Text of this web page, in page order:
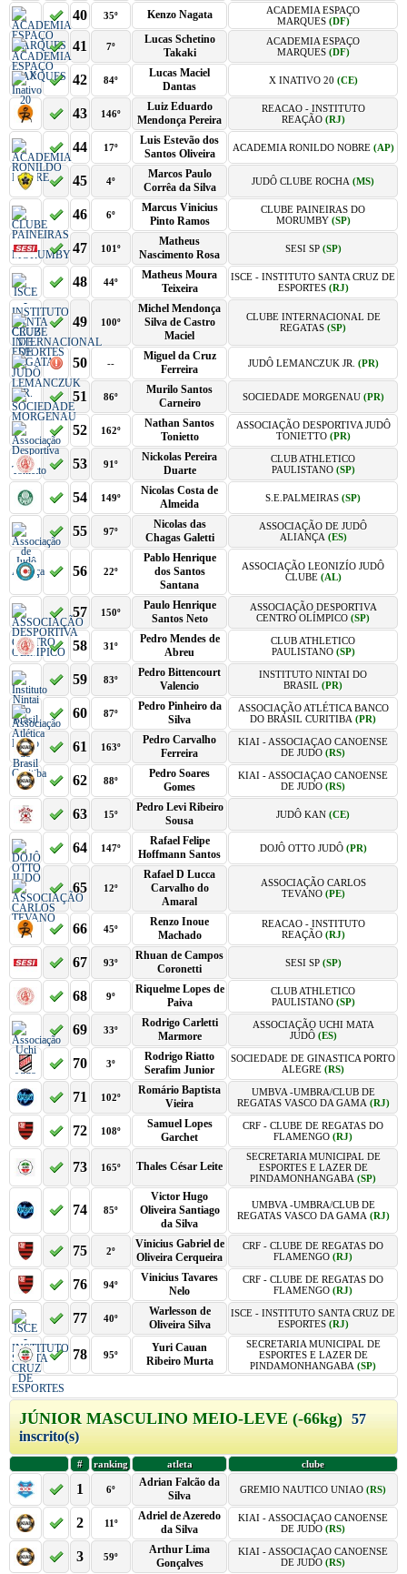
40 35º Kenzo Nagata
ACADEMIA ESPAÇO
MARQUES (DF)
41 7º
Lucas Schetino
Takaki
ACADEMIA ESPAÇO
MARQUES (DF)
42 84º
Lucas Maciel
Dantas
X INATIVO 20 (CE)
43 146º
Luiz Eduardo
Mendonça Pereira
REACAO - INSTITUTO
REAÇÃO (RJ)
44 17º
Luis Estevão dos
Santos Oliveira
ACADEMIA RONILDO NOBRE (AP)
45 4º
Marcos Paulo
Corrêa da Silva
JUDÔ CLUBE ROCHA(MS)
46 6º
Marcus Vinicius
Pinto Ramos
CLUBE PAINEIRAS DO
MORUMBY (SP)
47 101º
Matheus
Nascimento Rosa
SESI SP (SP)
48 44º
Matheus Moura
Teixeira
ISCE - INSTITUTO SANTA CRUZ DE
ESPORTES (RJ)
49 100º
Michel Mendonça
Silva de Castro
Maciel
CLUBE INTERNACIONAL DE
REGATAS(SP)
50 --
Miguel da Cruz
Ferreira
JUDÔ LEMANCZUK JR. (PR)
51 86º
Murilo Santos
Carneiro
SOCIEDADE MORGENAU (PR)
52 162º
Nathan Santos
Tonietto
ASSOCIAÇÃO DESPORTIVA JUDÔ
TONIETTO (PR)
53 91º
Nickolas Pereira
Duarte
CLUB ATHLETICO
PAULISTANO (SP)
54 149º
Nicolas Costa de
Almeida
S.E.PALMEIRAS(SP)
55 97º
Nicolas das
Chagas Galetti
ASSOCIAÇÃO DE JUDÔ
ALIANÇA (ES)
56 22º
Pablo Henrique
dos Santos
Santana
ASSOCIAÇÃO LEONIZÍO JUDÔ
CLUBE (AL)
57 150º
Paulo Henrique
Santos Neto
ASSOCIAÇÃO DESPORTIVA
CENTRO OLÍMPICO(SP)
58 31º
Pedro Mendes de
Abreu
CLUB ATHLETICO
PAULISTANO (SP)
59 83º
Pedro Bittencourt
Valencio
INSTITUTO NINTAI DO
BRASIL(PR)
60 87º
Pedro Pinheiro da
Silva
ASSOCIAÇÃO ATLÉTICA BANCO
DO BRASIL CURITIBA(PR)
61 163º
Pedro Carvalho
Ferreira
KIAI - ASSOCIAÇAO CANOENSE
DE JUDO(RS)
62 88º
Pedro Soares
Gomes
KIAI - ASSOCIAÇAO CANOENSE
DE JUDO(RS)
63 15º
Pedro Levi Ribeiro
Sousa
JUDÔ KAN(CE)
64 147º
Rafael Felipe
Hoffmann Santos
DOJÔ OTTO JUDÔ (PR)
65 12º
Rafael D Lucca
Carvalho do
Amaral
ASSOCIAÇÃO CARLOS
TEVANO (PE)
66 45º
Renzo Inoue
Machado
REACAO - INSTITUTO
REAÇÃO (RJ)
67 93º
Rhuan de Campos
Coronetti
SESI SP (SP)
68 9º
Riquelme Lopes de
Paiva
CLUB ATHLETICO
PAULISTANO (SP)
69 33º
Rodrigo Carletti
Marmore
ASSOCIAÇÃO UCHI MATA
JUDÔ (ES)
70 3º
Rodrigo Riatto
Serafim Junior
SOCIEDADE DE GINASTICA PORTO
ALEGRE(RS)
71 102º
Romário Baptista
Vieira
UMBVA -UMBRA/CLUB DE
REGATAS VASCO DA GAMA (RJ)
72 108º
Samuel Lopes
Garchet
CRF - CLUBE DE REGATAS DO
FLAMENGO(RJ)
73 165º Thales César Leite
SECRETARIA MUNICIPAL DE
ESPORTES E LAZER DE
PINDAMONHANGABA(SP)
74 85º
Victor Hugo
Oliveira Santiago
da Silva
UMBVA -UMBRA/CLUB DE
REGATAS VASCO DA GAMA (RJ)
75 2º
Vinicius Gabriel de
Oliveira Cerqueira
CRF - CLUBE DE REGATAS DO
FLAMENGO(RJ)
76 94º
Vinicius Tavares
Nelo
CRF - CLUBE DE REGATAS DO
FLAMENGO(RJ)
77 40º
Warlesson de
Oliveira Silva
ISCE - INSTITUTO SANTA CRUZ DE
ESPORTES (RJ)
78 95º
Yuri Cauan
Ribeiro Murta
SECRETARIA MUNICIPAL DE
ESPORTES E LAZER DE
PINDAMONHANGABA(SP)
JÚNIOR MASCULINO MEIO-LEVE (-66kg)57
inscrito(s)
# ranking atleta clube
1 6º
Adrian Falcão da
Silva
GREMIO NAUTICO UNIAO(RS)
2 11º
Adriel de Azeredo
da Silva
KIAI - ASSOCIAÇAO CANOENSE
DE JUDO(RS)
3 59º
Arthur Lima
Gonçalves
KIAI - ASSOCIAÇAO CANOENSE
DE JUDO(RS)